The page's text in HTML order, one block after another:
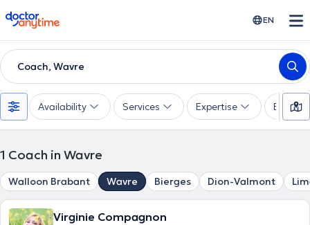
doctoranytime EN
Coach, Wavre
Availability Services Expertise
1 Coach in Wavre
Walloon Brabant Wavre Bierges Dion-Valmont
Virginie Compagnon